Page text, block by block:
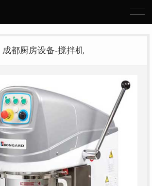
成都厨房设备-搅拌机